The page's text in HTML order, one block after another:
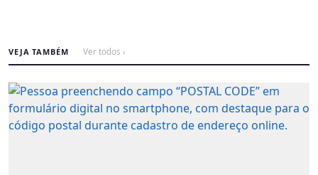
VEJA TAMBÉM Ver todos ›